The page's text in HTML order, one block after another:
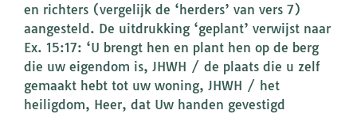
en richters (vergelijk de ‘herders’ van vers 7)
aangesteld. De uitdrukking ‘geplant’ verwijst naar
Ex. 15:17: ‘U brengt hen en plant hen op de berg
die uw eigendom is, JHWH / de plaats die u zelf
gemaakt hebt tot uw woning, JHWH / het
heiligdom, Heer, dat Uw handen gevestigd